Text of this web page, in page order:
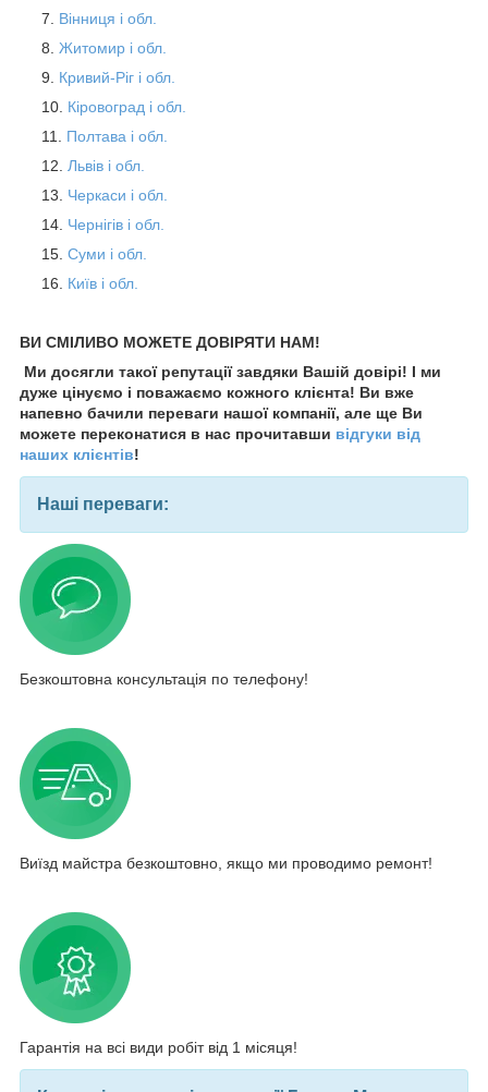
Вінниця і обл.
Житомир і обл.
Кривий-Ріг і обл.
Кіровоград і обл.
Полтава і обл.
Львів і обл.
Черкаси і обл.
Чернігів і обл.
Суми і обл.
Київ і обл.
ВИ СМІЛИВО МОЖЕТЕ ДОВІРЯТИ НАМ!
Ми досягли такої репутації завдяки Вашій довірі! І ми
дуже цінуємо і поважаємо кожного клієнта! Ви вже
напевно бачили переваги нашої компанії, але ще Ви
можете переконатися в нас прочитавши відгуки від
наших клієнтів!
Наші переваги:
Безкоштовна консультація по телефону!
Виїзд майстра безкоштовно, якщо ми проводимо ремонт!
Гарантія на всі види робіт від 1 місяця!